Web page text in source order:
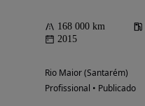
168 000 km
2015
Rio Maior (Santarém)
Profissional • Publicado